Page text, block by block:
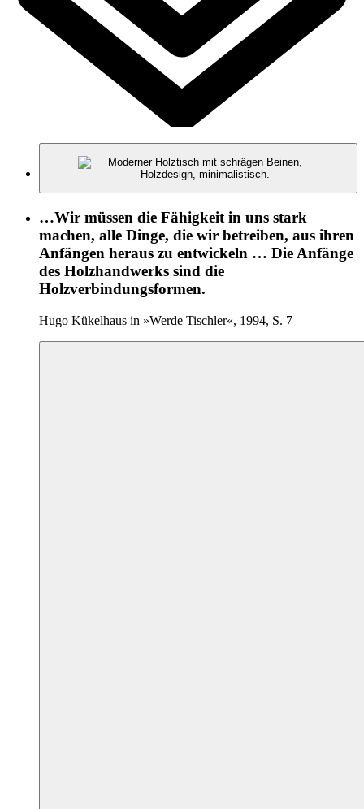
…Wir müssen die Fähigkeit in uns stark
machen, alle Dinge, die wir betreiben, aus ihren
Anfängen heraus zu entwickeln … Die Anfänge
des Holzhandwerks sind die
Holzverbindungsformen.
Hugo Kükelhaus in »Werde Tischler«, 1994, S. 7